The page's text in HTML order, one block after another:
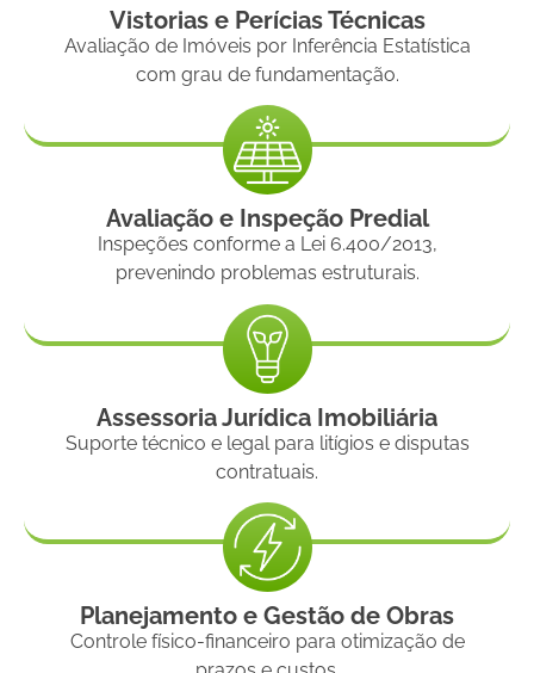
Vistorias e Perícias Técnicas
Avaliação de Imóveis por Inferência Estatística
com grau de fundamentação.
Avaliação e Inspeção Predial
Inspeções conforme a Lei 6.400/2013,
prevenindo problemas estruturais.
Assessoria Jurídica Imobiliária
Suporte técnico e legal para litígios e disputas
contratuais.
Planejamento e Gestão de Obras
Controle físico-financeiro para otimização de